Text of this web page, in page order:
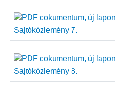
Sajtóközlemény 7.
Sajtóközlemény 8.